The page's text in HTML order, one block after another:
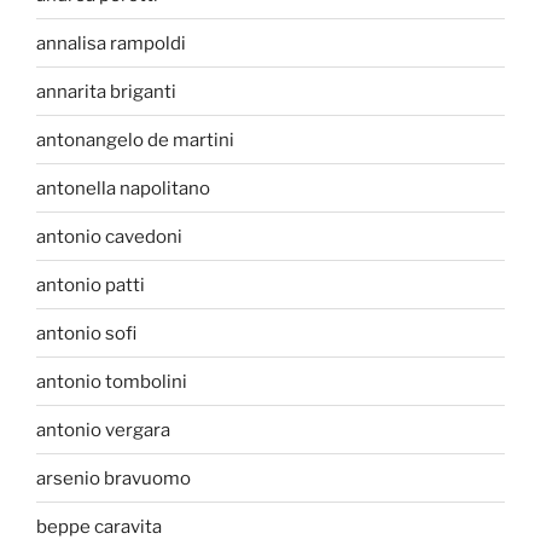
annalisa rampoldi
annarita briganti
antonangelo de martini
antonella napolitano
antonio cavedoni
antonio patti
antonio sofi
antonio tombolini
antonio vergara
arsenio bravuomo
beppe caravita